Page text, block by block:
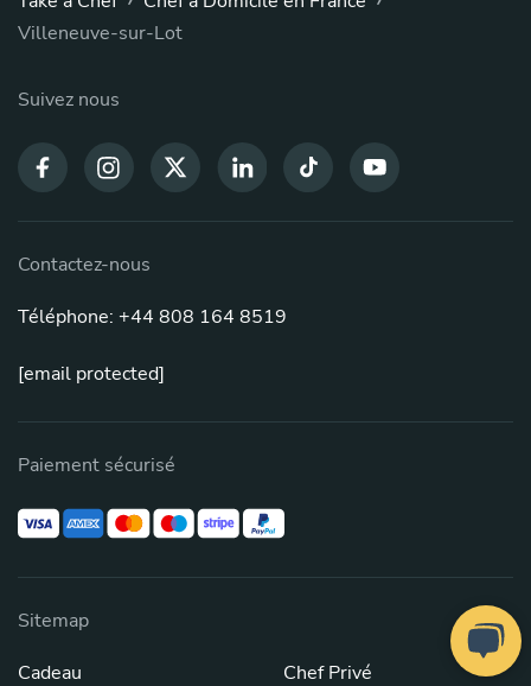
Villeneuve-sur-Lot
Suivez nous
Contactez-nous
Téléphone: +44 808 164 8519
[email protected]
Paiement sécurisé
Sitemap
Cadeau
Chef Privé